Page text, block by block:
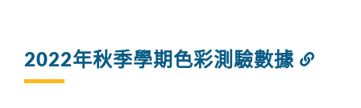
2022年秋季學期色彩測驗數據